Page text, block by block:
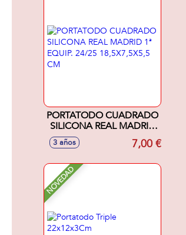
PORTATODO CUADRADO
SILICONA REAL MADRID
1ª EQUIP. 24/25
18,5X7,5X5,5 CM
3 años 7,00 €
NOVEDAD